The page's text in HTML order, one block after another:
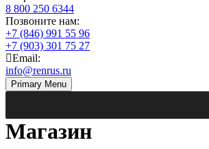
8 800 250 6344
Позвоните нам:
+7 (846) 991 55 96
+7 (903) 301 75 27
Email:
info@renrus.ru
Primary Menu
Магазин